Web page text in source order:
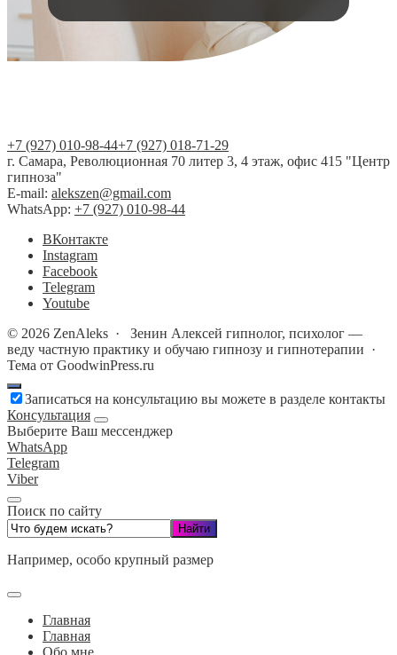
+7 (927) 010-98-44+7 (927) 018-71-29
г. Самара, Революционная 70 литер 3, 4 этаж, офис 415 "Центр
гипноза"
E-mail: alekszen@gmail.com
WhatsApp: +7 (927) 010-98-44
BКонтакте
Instagram
Facebook
Telegram
Youtube
© 2026 ZenAleks · Зенин Алексей гипнолог, психолог —
веду частную практику и обучаю гипнозу и гипнотерапии ·
Тема от GoodwinPress.ru
Записаться на консультацию вы можете в разделе контакты
Консультация
Выберите Ваш мессенджер
WhatsApp
Telegram
Viber
Поиск по сайту
Например, особо крупный размер
Главная
Главная
Обо мне